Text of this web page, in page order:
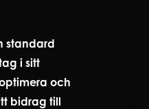
standard
i sitt
och
bidrag till